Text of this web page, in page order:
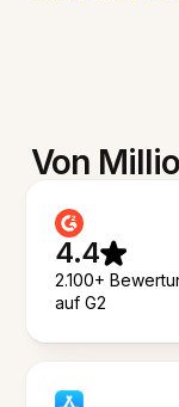
Von
4.4
2.100+
auf G2